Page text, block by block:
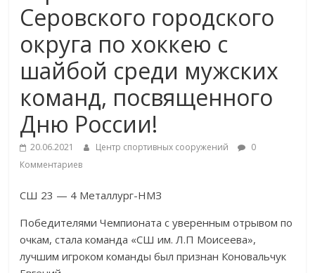
Серовского городского
округа по хоккею с
шайбой среди мужских
команд, посвященного
Дню России!
20.06.2021 Центр спортивных сооружений
0
Комментариев
СШ 23 — 4 Металлург-НМЗ
Победителями Чемпионата с уверенным отрывом по
очкам, стала команда «СШ им. Л.П Моисеева»,
лучшим игроком команды был признан Коновальчук